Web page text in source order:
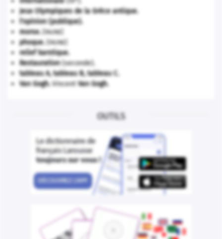
Jeux Olympiques de la Grèce antique.
l'opinion (publique).
morse. [FAUNE]
phoque. [FAUNE]
relief karstique.
Restauration(seconde).
tableau A, tableau B, tableau C.
Van Gogh.VincentVan Gogh.
OUTILS